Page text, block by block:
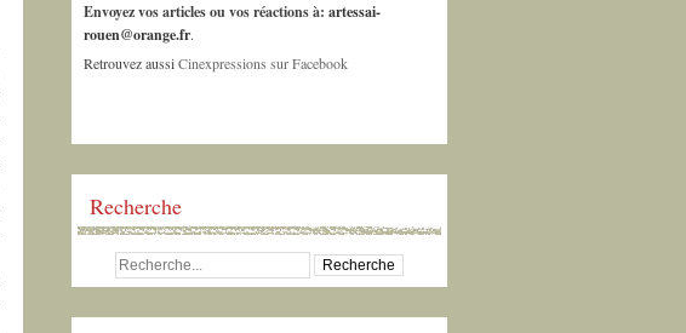
Envoyez vos articles ou vos réactions à: artessai-
rouen@orange.fr.
Retrouvez aussiCinexpressions sur Facebook
Recherche